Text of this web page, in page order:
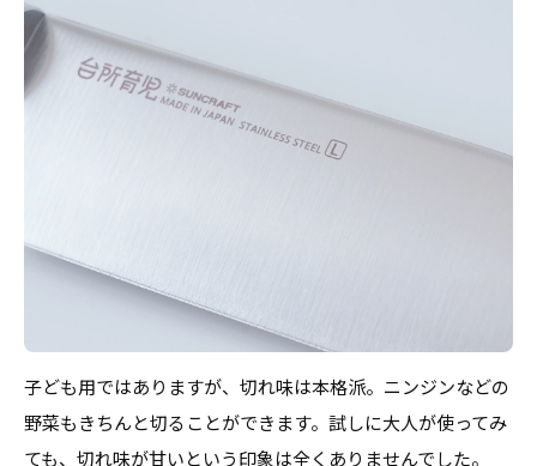
子ども用ではありますが、切れ味は本格派。ニンジンなどの
野菜もきちんと切ることができます。試しに大人が使ってみ
ても、切れ味が甘いという印象は全くありませんでした。